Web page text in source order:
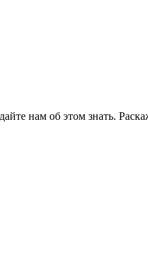
нам об этом знать.